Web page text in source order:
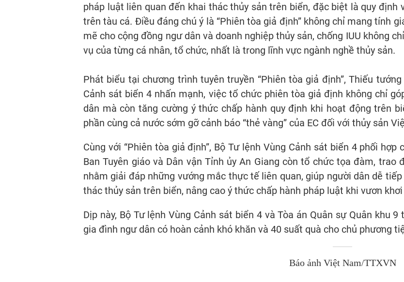
pháp luật liên quan đến khai thác thủy sản trên biển, đặc biệt là quy định
trên tàu cá. Điều đáng chú ý là “Phiên tòa giả định” không chỉ mang tính
mẽ cho cộng đồng ngư dân và doanh nghiệp thủy sản, chống IUU không
vụ của từng cá nhân, tổ chức, nhất là trong lĩnh vực ngành nghề thủy sản.
Phát biểu tại chương trình tuyên truyền “Phiên tòa giả định”, Thiếu
Cảnh sát biển 4 nhấn mạnh, việc tổ chức phiên tòa giả định không chỉ
dân mà còn tăng cường ý thức chấp hành quy định khi hoạt động trên
phần cùng cả nước sớm gỡ cảnh báo “thẻ vàng” của EC đối với thủy sản
Cùng với “Phiên tòa giả định”, Bộ Tư lệnh Vùng Cảnh sát biển 4 phối hợp
Ban Tuyên giáo và Dân vận Tỉnh ủy An Giang còn tổ chức tọa đàm,
nhằm giải đáp những vướng mắc thực tế liên quan, giúp người dân dễ
thác thủy sản trên biển, nâng cao ý thức chấp hành pháp luật khi vươn
Dịp này, Bộ Tư lệnh Vùng Cảnh sát biển 4 và Tòa án Quân sự Quân khu
gia đình ngư dân có hoàn cảnh khó khăn và 40 suất quà cho chủ phương
Báo ảnh Việt Nam/TTXVN